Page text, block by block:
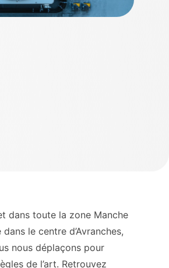
dans toute la zone Manche
le centre d’Avranches,
nous déplaçons pour
de l’art. Retrouvez